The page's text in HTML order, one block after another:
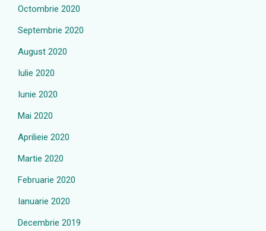
Octombrie 2020
Septembrie 2020
August 2020
Iulie 2020
Iunie 2020
Mai 2020
Aprilieie 2020
Martie 2020
Februarie 2020
Ianuarie 2020
Decembrie 2019